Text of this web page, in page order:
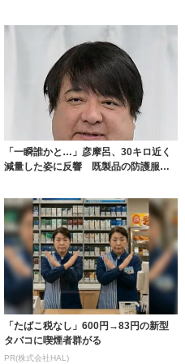
「一瞬誰かと…」彦摩呂、30キロ近く
減量した姿に反響 既製品の防護服が
「たばこ税なし」600円→83円の新型
タバコに喫煙者群がる
PR(株式会社HAL)